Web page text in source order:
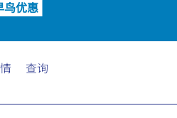
鸟优惠
查询